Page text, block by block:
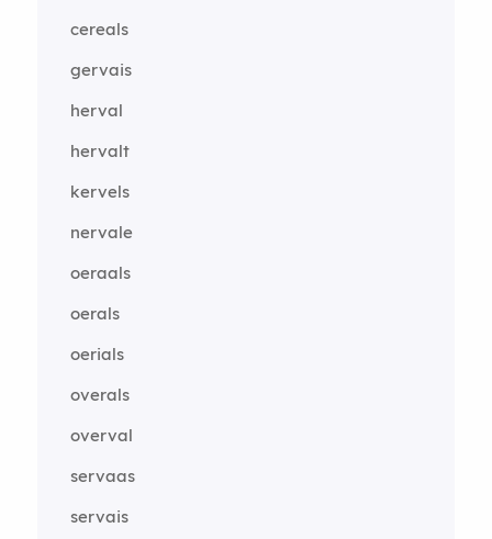
cereals
gervais
herval
hervalt
kervels
nervale
oeraals
oerals
oerials
overals
overval
servaas
servais